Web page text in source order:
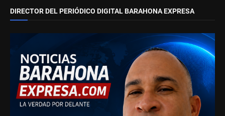
DIRECTOR DEL PERIÓDICO DIGITAL BARAHONA EXPRESA